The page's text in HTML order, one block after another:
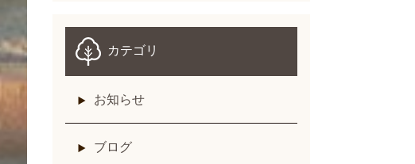
カテゴリ
お知らせ
ブログ